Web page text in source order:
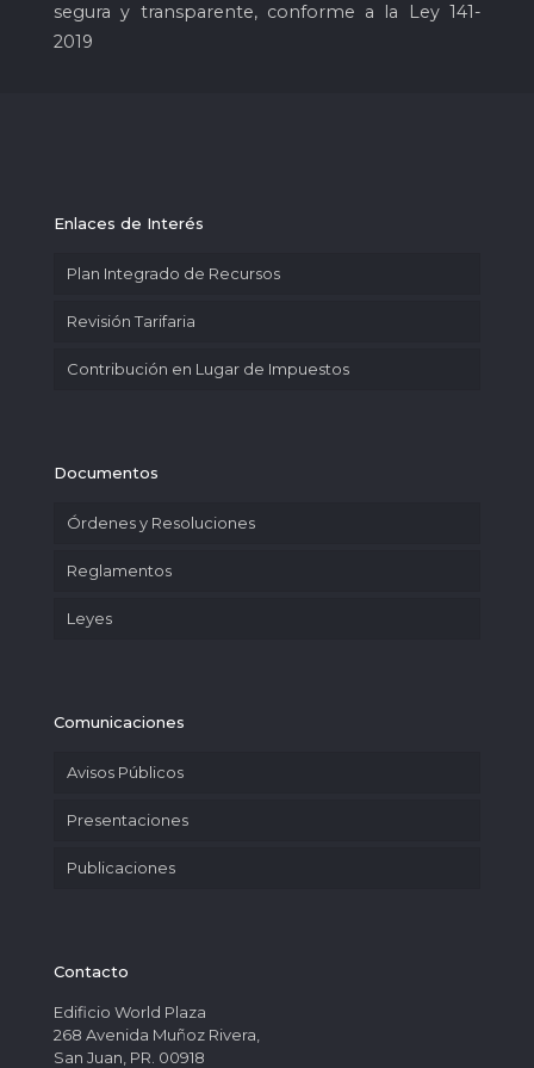
segura y transparente, conforme a la Ley 141-
2019
Enlaces de Interés
Plan Integrado de Recursos
Revisión Tarifaria
Contribución en Lugar de Impuestos
Documentos
Órdenes y Resoluciones
Reglamentos
Leyes
Comunicaciones
Avisos Públicos
Presentaciones
Publicaciones
Contacto
Edificio World Plaza
268 Avenida Muñoz Rivera,
San Juan, PR. 00918